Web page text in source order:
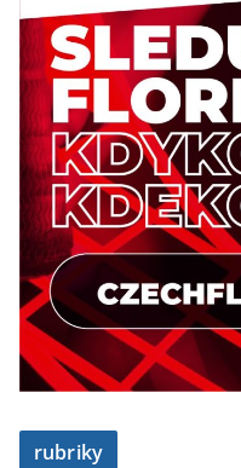
rubriky